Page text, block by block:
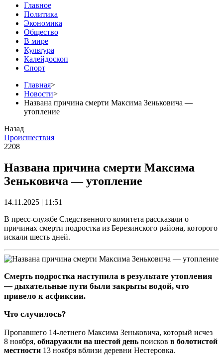
Главное
Политика
Экономика
Общество
В мире
Культура
Калейдоскоп
Спорт
Главная>
Новости>
Названа причина смерти Максима Зеньковича —
утопление
Назад
Происшествия
2208
Названа причина смерти Максима
Зеньковича — утопление
14.11.2025 | 11:51
В пресс-службе Следственного комитета рассказали о
причинах смерти подростка из Березинского района, которого
искали шесть дней.
Смерть подростка наступила в результате утопления
— дыхательные пути были закрыты водой, что
привело к асфиксии.
Что случилось?
Пропавшего 14-летнего Максима Зеньковича, который исчез
8 ноября, обнаружили на шестой день поисков в болотистой
местности 13 ноября вблизи деревни Нестеровка.